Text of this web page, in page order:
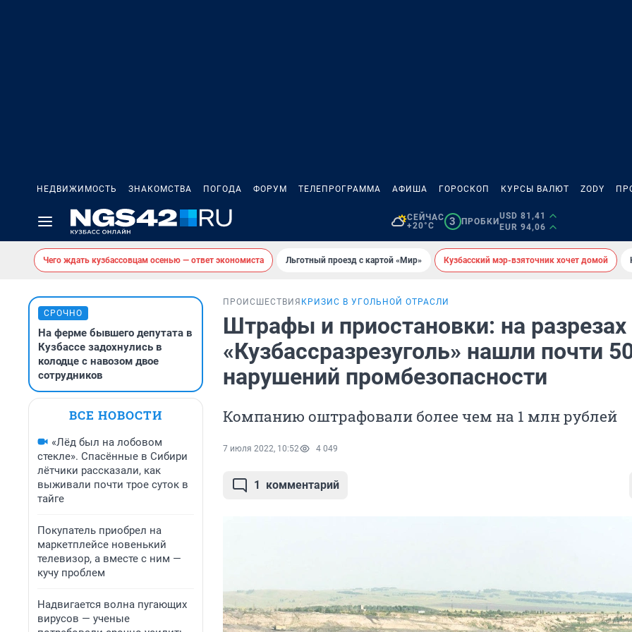
НЕДВИЖИМОСТЬ ЗНАКОМСТВА ПОГОДА ФОРУМ ТЕЛЕПРОГРАММА АФИША ГОРОСКОП КУРСЫ ВАЛЮТ ZODY
СЕЙЧАС
+20°C
3 ПРОБКИ
USD 81,41
EUR 94,06
Чего ждать кузбассовцам осенью — ответ экономиста Льготный проезд с картой «Мир» Кузбасский мэр-взяточник хочет домой
СРОЧНО
На ферме бывшего депутата в
Кузбассе задохнулись в
колодце с навозом двое
сотрудников
ВСЕ НОВОСТИ
«Лёд был на лобовом
стекле». Спасённые в Сибири
лётчики рассказали, как
выживали почти трое суток в
тайге
Покупатель приобрел на
маркетплейсе новенький
телевизор, а вместе с ним —
кучу проблем
Надвигается волна пугающих
вирусов — ученые
ПРОИСШЕСТВИЯ КРИЗИС В УГОЛЬНОЙ ОТРАСЛИ
Штрафы и приостановки: на разрезах
«Кузбассразрезуголь» нашли почти
нарушений промбезопасности
Компанию оштрафовали более чем на 1 млн рублей
7 июля 2022, 10:52 4 049
1 комментарий